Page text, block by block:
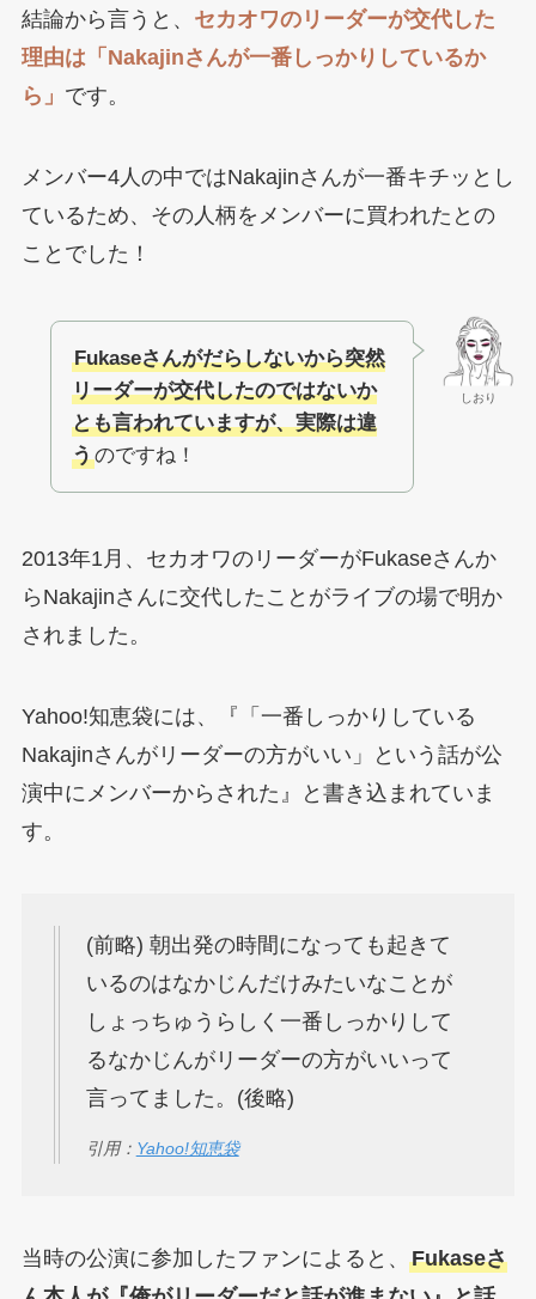
結論から言うと、 セカオワのリーダーが交代した
理由は「Nakajinさんが一番しっかりしているか
ら」 です。
メンバー4人の中ではNakajinさんが一番キチッとし
ているため、その人柄をメンバーに買われたとの
ことでした！
しおり
Fukaseさんがだらしないから突然
リーダーが交代したのではないか
とも言われていますが、実際は違
うのですね！
2013年1月、セカオワのリーダーがFukaseさんか
らNakajinさんに交代したことがライブの場で明か
されました。
Yahoo!知恵袋には、『「一番しっかりしている
Nakajinさんがリーダーの方がいい」という話が公
演中にメンバーからされた』と書き込まれていま
す。
(前略) 朝出発の時間になっても起きて
いるのはなかじんだけみたいなことが
しょっちゅうらしく一番しっかりして
るなかじんがリーダーの方がいいって
言ってました。(後略)
引用： Yahoo!知恵袋
当時の公演に参加したファンによると、 Fukaseさ